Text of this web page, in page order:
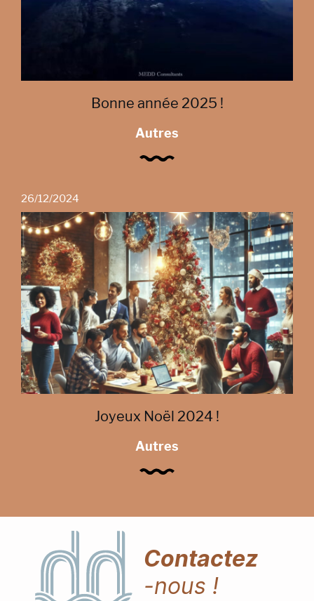
Bonne année 2025 !
Autres
26/12/2024
Joyeux Noël 2024 !
Autres
Contactez
-nous !